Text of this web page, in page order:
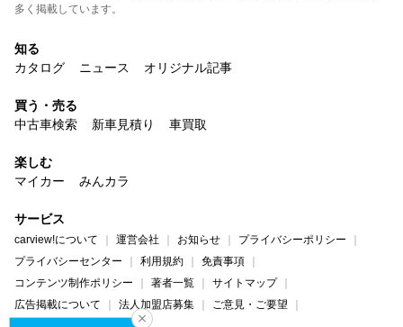
多く掲載しています。
知る
カタログ
ニュース オリジナル記事
買う・売る
中古車検索
新車見積り 車買取
楽しむ
マイカー
みんカラ
サービス
carview!について 運営会社 お知らせ
プライバシーポリシー
プライバシーセンター
利用規約
免責事項
コンテンツ制作ポリシー
著者一覧
サイトマップ
広告掲載について
法人加盟店募集
ご意見・ご要望